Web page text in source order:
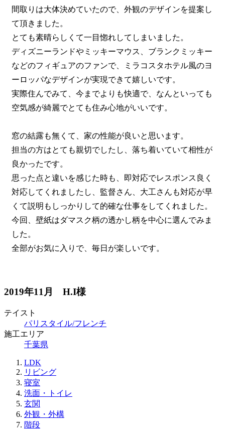
間取りは大体決めていたので、外観のデザインを提案し
て頂きました。
とても素晴らしくて一目惚れしてしまいました。
ディズニーランドやミッキーマウス、ブランクミッキー
などのフィギュアのファンで、ミラコスタホテル風のヨ
ーロッパなデザインが実現できて嬉しいです。
実際住んでみて、今までよりも快適で、なんといっても
空気感が綺麗でとても住み心地がいいです。
窓の結露も無くて、家の性能が良いと思います。
担当の方はとても親切でしたし、落ち着いていて相性が
良かったです。
思った点と違いを感じた時も、即対応でレスポンス良く
対応してくれましたし、監督さん、大工さんも対応が早
くて説明もしっかりして的確な仕事をしてくれました。
今回、壁紙はダマスク柄の透かし柄を中心に選んでみま
した。
全部がお気に入りで、毎日が楽しいです。
2019年11月 H.I様
テイスト
パリスタイル/フレンチ
施工エリア
千葉県
LDK
リビング
寝室
洗面・トイレ
玄関
外観・外構
階段